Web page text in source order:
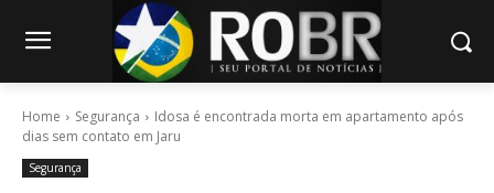
Home Segurança
Idosa é encontrada morta em apartamento após
dias sem contato em Jaru
Segurança